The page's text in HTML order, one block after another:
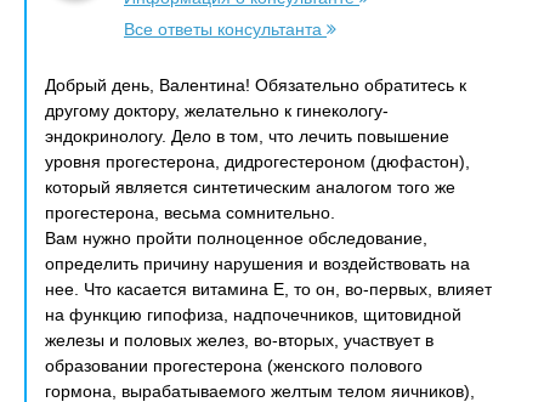
Все ответы консультанта
Добрый день, Валентина! Обязательно обратитесь к
другому доктору, желательно к гинекологу-
эндокринологу. Дело в том, что лечить повышение
уровня прогестерона, дидрогестероном (дюфастон),
который является синтетическим аналогом того же
прогестерона, весьма сомнительно.
Вам нужно пройти полноценное обследование,
определить причину нарушения и воздействовать на
нее. Что касается витамина Е, то он, во-первых, влияет
на функцию гипофиза, надпочечников, щитовидной
железы и половых желез, во-вторых, участвует в
образовании прогестерона (женского полового
гормона, вырабатываемого желтым телом яичников),